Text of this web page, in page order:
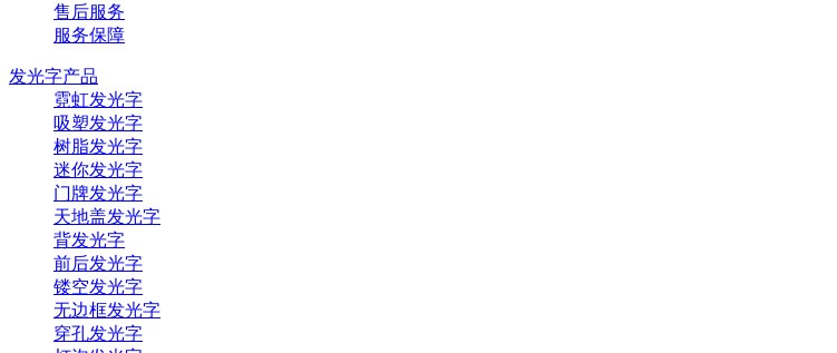
售后服务
服务保障
发光字产品
霓虹发光字
吸塑发光字
树脂发光字
迷你发光字
门牌发光字
天地盖发光字
背发光字
前后发光字
镂空发光字
无边框发光字
穿孔发光字